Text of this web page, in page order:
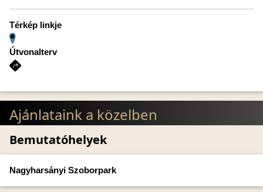
Térkép linkje
Útvonalterv
Ajánlataink a közelben
Bemutatóhelyek
Nagyharsányi Szoborpark